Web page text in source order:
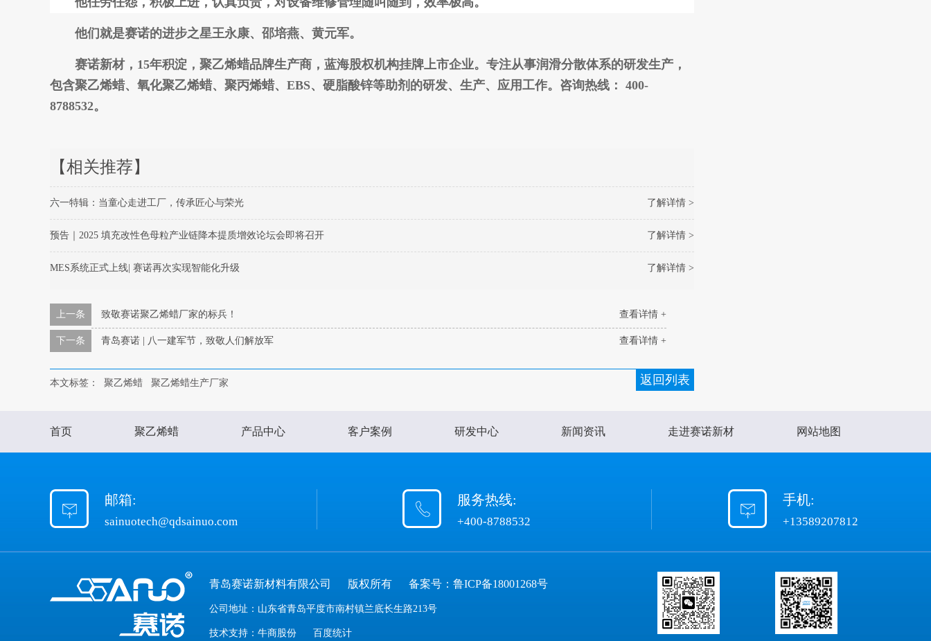
他们就是赛诺的进步之星王永康、邵培燕、黄元军。
赛诺新材，15年积淀，聚乙烯蜡品牌生产商，蓝海股权机构挂牌上市企业。专注从事润滑分散体系的研发生产，
包含聚乙烯蜡、氧化聚乙烯蜡、聚丙烯蜡、EBS、硬脂酸锌等助剂的研发、生产、应用工作。咨询热线： 400-
8788532。
【相关推荐】
了解详情 >
六一特辑：当童心走进工厂，传承匠心与荣光
了解详情 >
预告｜2025 填充改性色母粒产业链降本提质增效论坛会即将召开
了解详情 >
MES系统正式上线| 赛诺再次实现智能化升级
查看详情 +
上一条 致敬赛诺聚乙烯蜡厂家的标兵！
查看详情 +
下一条 青岛赛诺 | 八一建军节，致敬人们解放军
返回列表
本文标签： 聚乙烯蜡 聚乙烯蜡生产厂家
首页 聚乙烯蜡 产品中心 客户案例 研发中心 新闻资讯 走进赛诺新材 网站地图
邮箱:
sainuotech@qdsainuo.com
服务热线:
+400-8788532
手机:
+13589207812
青岛赛诺新材料有限公司 版权所有 备案号： 鲁ICP备18001268号
公司地址：山东省青岛平度市南村镇兰底长生路213号
技术支持：牛商股份 百度统计